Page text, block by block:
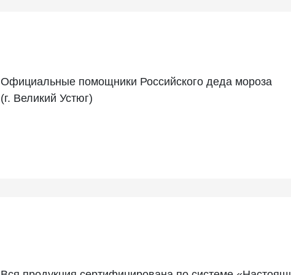
Официальные помощники Российского деда мороза
(г. Великий Устюг)